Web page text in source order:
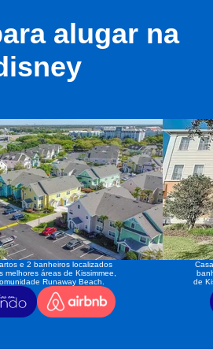
alugar na
e 2 banheiros localizados
melhores áreas de Kissimmee,
Runaway Beach.
de